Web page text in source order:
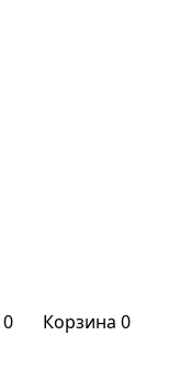
0 Корзина 0